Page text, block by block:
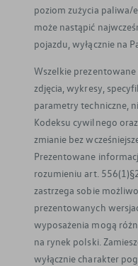
poziom zużycia paliwa/
może nastąpić
pojazdu, wyłącznie na
Wszelkie
zdjęcia, wykresy,
parametry techniczne,
Kodeksu cywilnego
zmianie bez
Prezentowane
rozumieniu art.
zastrzega sobie
prezentowanych
wyposażenia mogą
na rynek polski.
wyłącznie charakter